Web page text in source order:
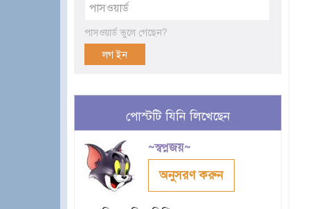
পাসওয়ার্ড ভুলে গেছেন?
পোস্টটি যিনি লিখেছেন
~স্বপ্নজয়~
অনুসরণ করুন